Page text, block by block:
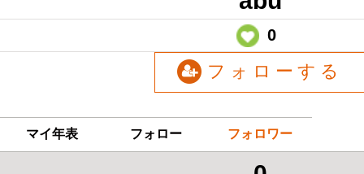
0
フォローする
マイ年表 フォロー フォロワー